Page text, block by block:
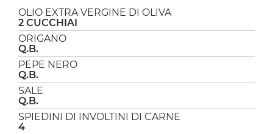
OLIO EXTRA VERGINE DI OLIVA
2 CUCCHIAI
ORIGANO
Q.B.
PEPE NERO
Q.B.
SALE
Q.B.
SPIEDINI DI INVOLTINI DI CARNE
4